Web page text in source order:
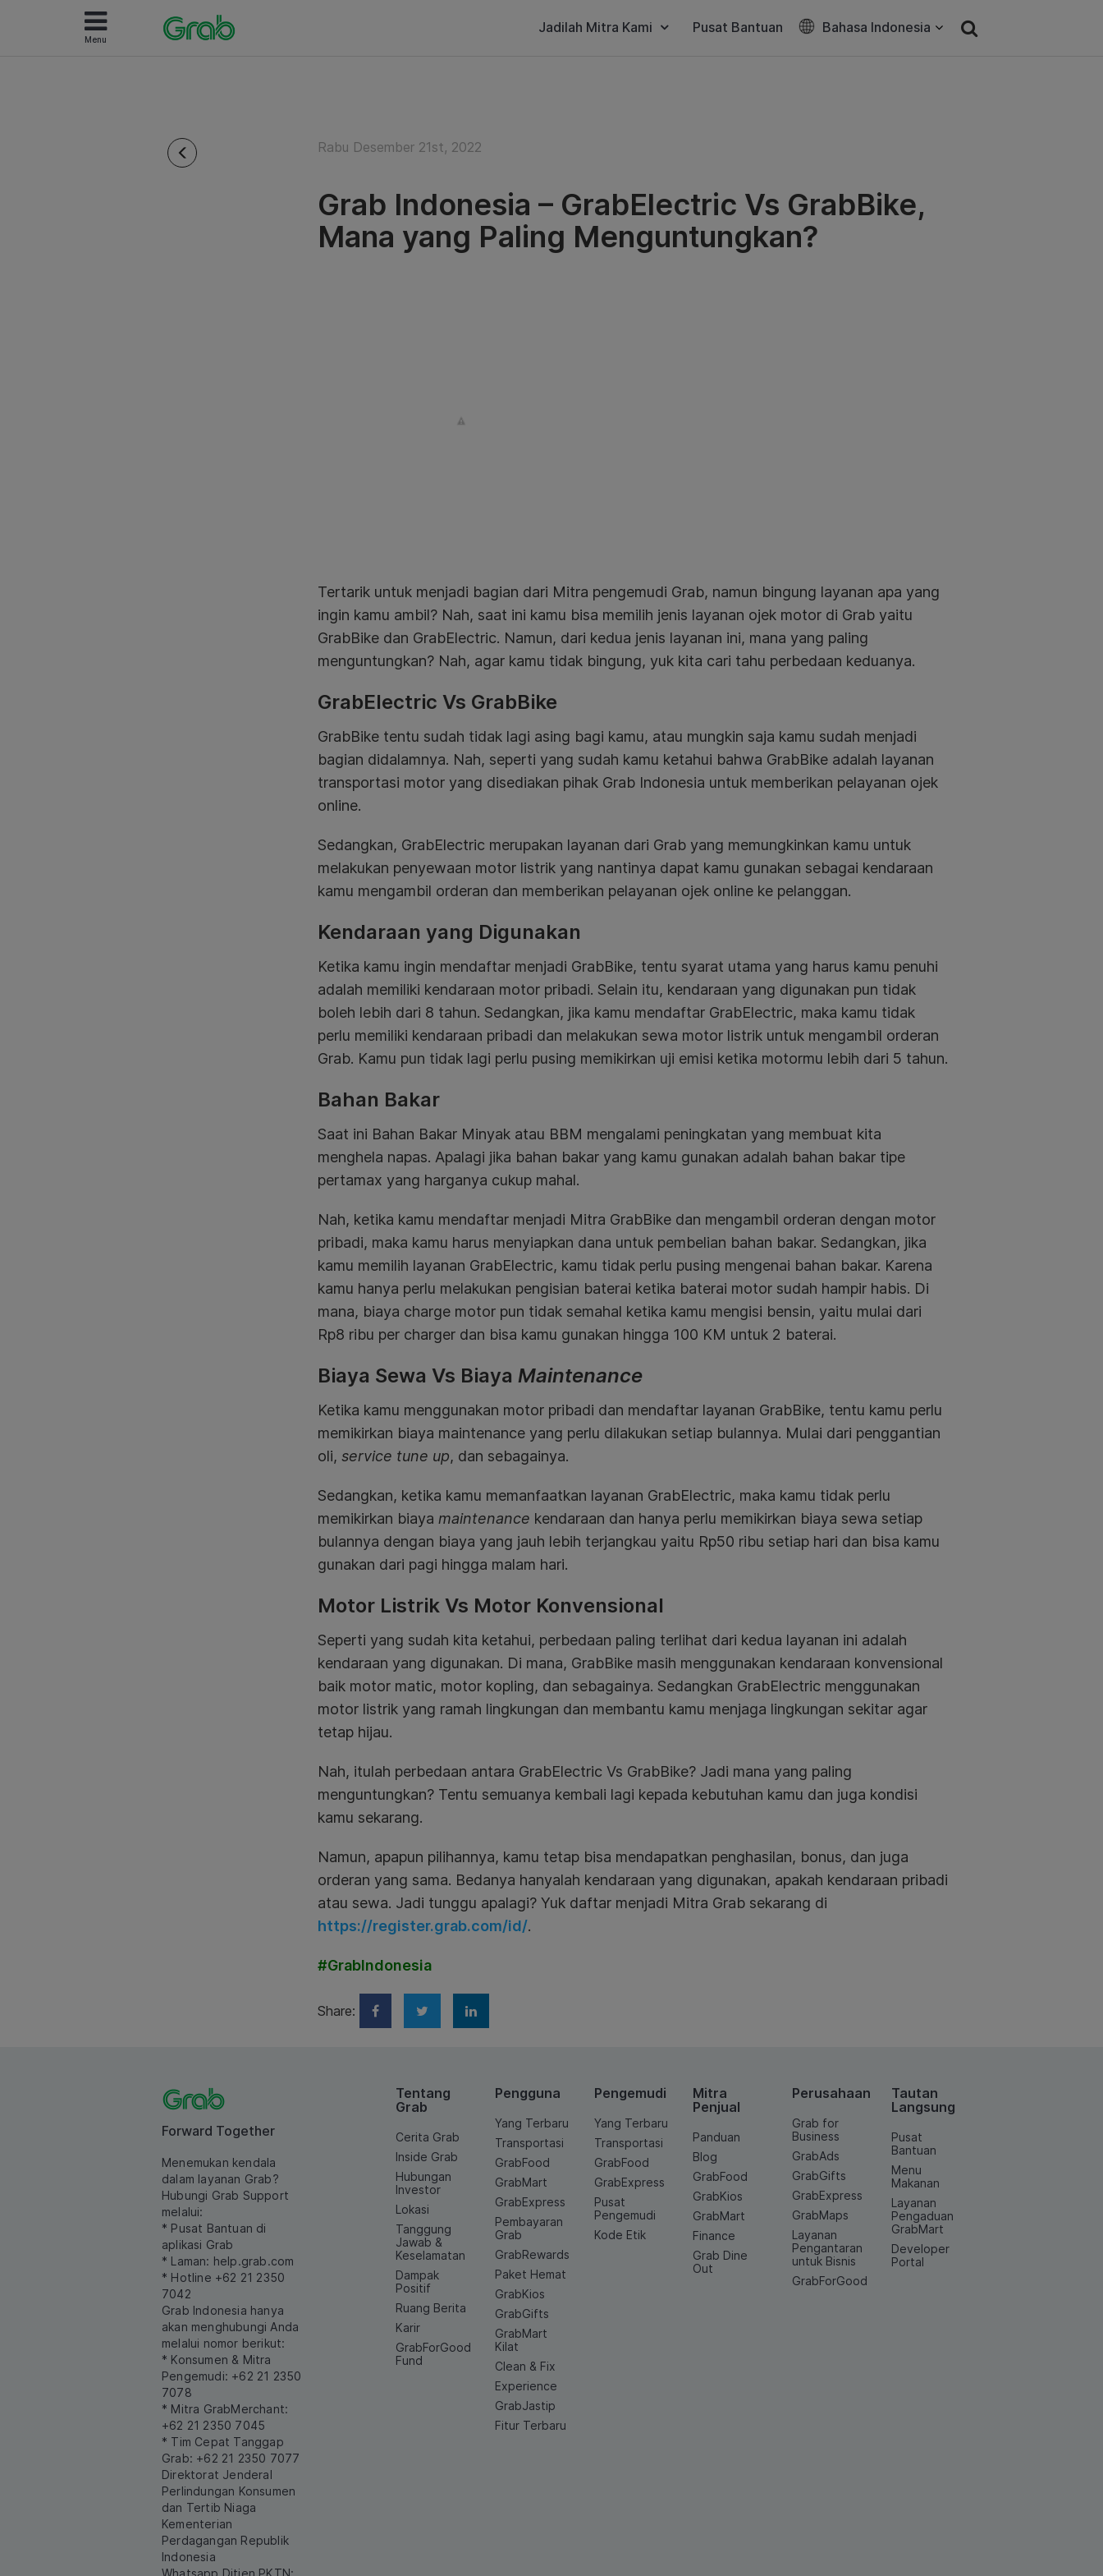
Menu
Jadilah Mitra Kami Pusat Bantuan Bahasa Indonesia
Rabu Desember 21st, 2022
Grab Indonesia – GrabElectric Vs GrabBike,
Mana yang Paling Menguntungkan?
Tertarik untuk menjadi bagian dari Mitra pengemudi Grab, namun bingung layanan apa yang
ingin kamu ambil? Nah, saat ini kamu bisa memilih jenis layanan ojek motor di Grab yaitu
GrabBike dan GrabElectric. Namun, dari kedua jenis layanan ini, mana yang paling
menguntungkan? Nah, agar kamu tidak bingung, yuk kita cari tahu perbedaan keduanya.
GrabElectric Vs GrabBike
GrabBike tentu sudah tidak lagi asing bagi kamu, atau mungkin saja kamu sudah menjadi
bagian didalamnya. Nah, seperti yang sudah kamu ketahui bahwa GrabBike adalah layanan
transportasi motor yang disediakan pihak Grab Indonesia untuk memberikan pelayanan ojek
online.
Sedangkan, GrabElectric merupakan layanan dari Grab yang memungkinkan kamu untuk
melakukan penyewaan motor listrik yang nantinya dapat kamu gunakan sebagai kendaraan
kamu mengambil orderan dan memberikan pelayanan ojek online ke pelanggan.
Kendaraan yang Digunakan
Ketika kamu ingin mendaftar menjadi GrabBike, tentu syarat utama yang harus kamu penuhi
adalah memiliki kendaraan motor pribadi. Selain itu, kendaraan yang digunakan pun tidak
boleh lebih dari 8 tahun. Sedangkan, jika kamu mendaftar GrabElectric, maka kamu tidak
perlu memiliki kendaraan pribadi dan melakukan sewa motor listrik untuk mengambil orderan
Grab. Kamu pun tidak lagi perlu pusing memikirkan uji emisi ketika motormu lebih dari 5 tahun.
Bahan Bakar
Saat ini Bahan Bakar Minyak atau BBM mengalami peningkatan yang membuat kita
menghela napas. Apalagi jika bahan bakar yang kamu gunakan adalah bahan bakar tipe
pertamax yang harganya cukup mahal.
Nah, ketika kamu mendaftar menjadi Mitra GrabBike dan mengambil orderan dengan motor
pribadi, maka kamu harus menyiapkan dana untuk pembelian bahan bakar. Sedangkan, jika
kamu memilih layanan GrabElectric, kamu tidak perlu pusing mengenai bahan bakar. Karena
kamu hanya perlu melakukan pengisian baterai ketika baterai motor sudah hampir habis. Di
mana, biaya charge motor pun tidak semahal ketika kamu mengisi bensin, yaitu mulai dari
Rp8 ribu per charger dan bisa kamu gunakan hingga 100 KM untuk 2 baterai.
Biaya Sewa Vs Biaya Maintenance
Ketika kamu menggunakan motor pribadi dan mendaftar layanan GrabBike, tentu kamu perlu
memikirkan biaya maintenance yang perlu dilakukan setiap bulannya. Mulai dari penggantian
oli, service tune up, dan sebagainya.
Sedangkan, ketika kamu memanfaatkan layanan GrabElectric, maka kamu tidak perlu
memikirkan biaya maintenance kendaraan dan hanya perlu memikirkan biaya sewa setiap
bulannya dengan biaya yang jauh lebih terjangkau yaitu Rp50 ribu setiap hari dan bisa kamu
gunakan dari pagi hingga malam hari.
Motor Listrik Vs Motor Konvensional
Seperti yang sudah kita ketahui, perbedaan paling terlihat dari kedua layanan ini adalah
kendaraan yang digunakan. Di mana, GrabBike masih menggunakan kendaraan konvensional
baik motor matic, motor kopling, dan sebagainya. Sedangkan GrabElectric menggunakan
motor listrik yang ramah lingkungan dan membantu kamu menjaga lingkungan sekitar agar
tetap hijau.
Nah, itulah perbedaan antara GrabElectric Vs GrabBike? Jadi mana yang paling
menguntungkan? Tentu semuanya kembali lagi kepada kebutuhan kamu dan juga kondisi
kamu sekarang.
Namun, apapun pilihannya, kamu tetap bisa mendapatkan penghasilan, bonus, dan juga
orderan yang sama. Bedanya hanyalah kendaraan yang digunakan, apakah kendaraan pribadi
atau sewa. Jadi tunggu apalagi? Yuk daftar menjadi Mitra Grab sekarang di
https://register.grab.com/id/.
#GrabIndonesia
Share:
Forward Together
Menemukan kendala
dalam layanan Grab?
Hubungi Grab Support
melalui:
* Pusat Bantuan di
aplikasi Grab
* Laman: help.grab.com
* Hotline +62 21 2350
7042
Grab Indonesia hanya
akan menghubungi Anda
melalui nomor berikut:
* Konsumen & Mitra
Pengemudi: +62 21 2350
7078
* Mitra GrabMerchant:
+62 21 2350 7045
* Tim Cepat Tanggap
Grab: +62 21 2350 7077
Direktorat Jenderal
Perlindungan Konsumen
dan Tertib Niaga
Kementerian
Perdagangan Republik
Indonesia
Whatsapp Ditjen PKTN:
Tentang
Grab
Cerita Grab
Inside Grab
Hubungan
Investor
Lokasi
Tanggung
Jawab &
Keselamatan
Dampak
Positif
Ruang Berita
Karir
GrabForGood
Fund
Pengguna
Yang Terbaru
Transportasi
GrabFood
GrabMart
GrabExpress
Pembayaran
Grab
GrabRewards
Paket Hemat
GrabKios
GrabGifts
GrabMart
Kilat
Clean & Fix
Experience
GrabJastip
Fitur Terbaru
Pengemudi
Yang Terbaru
Transportasi
GrabFood
GrabExpress
Pusat
Pengemudi
Kode Etik
Mitra
Penjual
Panduan
Blog
GrabFood
GrabKios
GrabMart
Finance
Grab Dine
Out
Perusahaan
Grab for
Business
GrabAds
GrabGifts
GrabExpress
GrabMaps
Layanan
Pengantaran
untuk Bisnis
GrabForGood
Tautan
Langsung
Pusat
Bantuan
Menu
Makanan
Layanan
Pengaduan
GrabMart
Developer
Portal